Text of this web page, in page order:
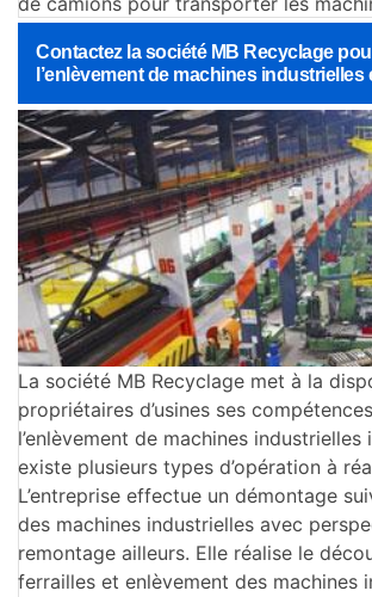
Contactez la société MB Recyclage
l’enlèvement de machines industrielles
La société MB Recyclage met à la
propriétaires d’usines ses
l’enlèvement de machines industrielles
existe plusieurs types d’opération à
L’entreprise effectue un démontage
des machines industrielles avec
remontage ailleurs. Elle réalise le
ferrailles et enlèvement des machines